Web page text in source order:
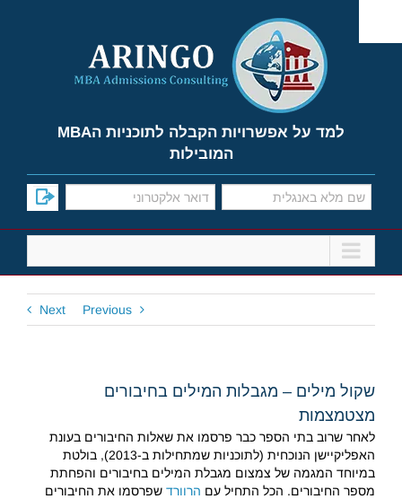
content
למד על אפשרויות הקבלה לתוכניות הMBA
המובילות
Previous
Next
שקול מילים – מגבלות המילים בחיבורים
מצטמצמות
לאחר שרוב בתי הספר כבר פרסמו את שאלות החיבורים בעונת
האפליקיישן הנוכחית (לתוכניות שמתחילות ב-2013), בולטת
במיוחד המגמה של צמצום מגבלת המילים בחיבורים והפחתת
מספר החיבורים. הכל התחיל עם הרוורדשפרסמו את החיבורים